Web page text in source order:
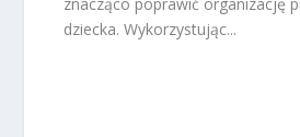
dziecka. Wykorzystując...